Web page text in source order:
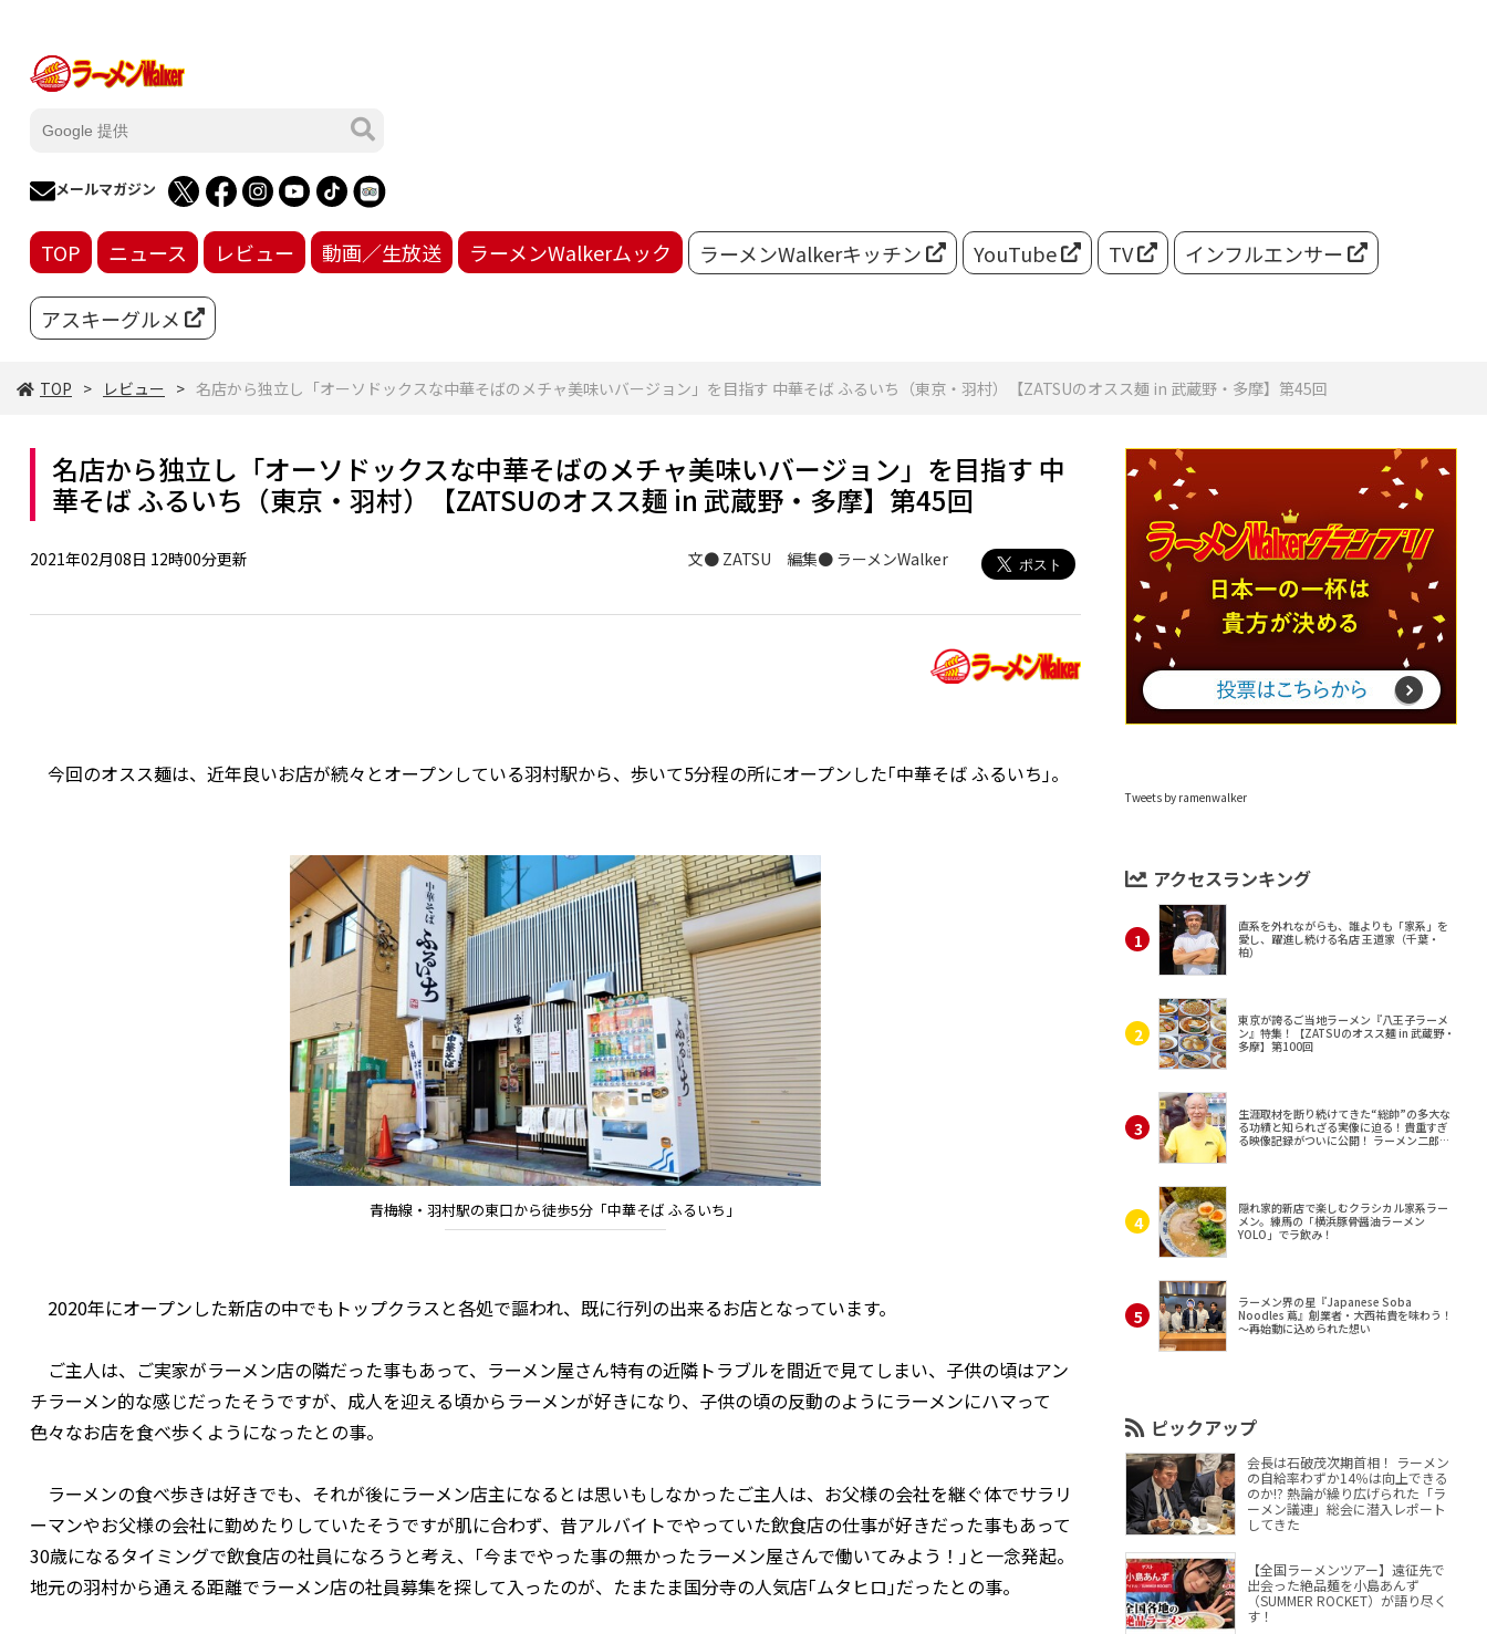
メールマガジン
TOP ニュース レビュー 動画／生放送 ラーメンWalkerムック ラーメンWalkerキッチン YouTube TV インフルエンサー
アスキーグルメ
TOP レビュー 名店から独立し「オーソドックスな中華そばのメチャ美味いバージョン」を目指す 中華そば ふるいち（東京・羽村）【ZATSUのオスス麺 in 武蔵野・多摩】第45回
名店から独立し「オーソドックスな中華そばのメチャ美味いバージョン」を目指す 中
華そば ふるいち（東京・羽村）【ZATSUのオスス麺 in 武蔵野・多摩】第45回
2021年02月08日 12時00分更新 文● ZATSU 編集● ラーメンWalker
今回のオスス麺は、近年良いお店が続々とオープンしている羽村駅から、歩いて5分程の所にオープンした｢中華そば ふるいち｣。
青梅線・羽村駅の東口から徒歩5分「中華そば ふるいち」
2020年にオープンした新店の中でもトップクラスと各処で謳われ、既に行列の出来るお店となっています。
ご主人は、ご実家がラーメン店の隣だった事もあって、ラーメン屋さん特有の近隣トラブルを間近で見てしまい、子供の頃はアン
チラーメン的な感じだったそうですが、成人を迎える頃からラーメンが好きになり、子供の頃の反動のようにラーメンにハマって
色々なお店を食べ歩くようになったとの事。
ラーメンの食べ歩きは好きでも、それが後にラーメン店主になるとは思いもしなかったご主人は、お父様の会社を継ぐ体でサラリ
ーマンやお父様の会社に勤めたりしていたそうですが肌に合わず、昔アルバイトでやっていた飲食店の仕事が好きだった事もあって
30歳になるタイミングで飲食店の社員になろうと考え、｢今までやった事の無かったラーメン屋さんで働いてみよう！｣と一念発起。
地元の羽村から通える距離でラーメン店の社員募集を探して入ったのが、たまたま国分寺の人気店｢ムタヒロ｣だったとの事。
Tweets by ramenwalker
アクセスランキング
直系を外れながらも、誰よりも「家系」を
愛し、躍進し続ける名店 王道家（千葉・
柏）
東京が誇るご当地ラーメン『八王子ラーメ
ン』特集！【ZATSUのオスス麺 in 武蔵野・
多摩】第100回
生涯取材を断り続けてきた“総帥”の多大な
る功績と知られざる実像に迫る！貴重すぎ
る映像記録がついに公開！ ラーメン二郎
隠れ家的新店で楽しむクラシカル家系ラー
メン。練馬の「横浜豚骨醤油ラーメン
YOLO」でラ飲み！
ラーメン界の星『Japanese Soba
Noodles 蔦』創業者・大西祐貴を味わう！
～再始動に込められた想い
ピックアップ
会長は石破茂次期首相！ ラーメン
の自給率わずか14％は向上できる
のか!? 熱論が繰り広げられた「ラ
ーメン議連」総会に潜入レポート
してきた
【全国ラーメンツアー】遠征先で
出会った絶品麺を小島あんず
（SUMMER ROCKET）が語り尽く
す！